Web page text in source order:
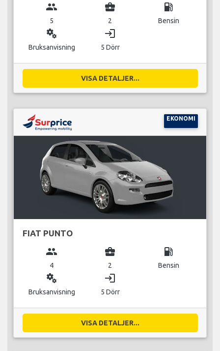
group
5
business_center
2
local_gas_station
Bensin
miscellaneous_services
Bruksanvisning
login
5 Dörr
VISA DETALJER...
EKONOMI
FIAT PUNTO
group
4
business_center
2
local_gas_station
Bensin
miscellaneous_services
Bruksanvisning
login
5 Dörr
VISA DETALJER...